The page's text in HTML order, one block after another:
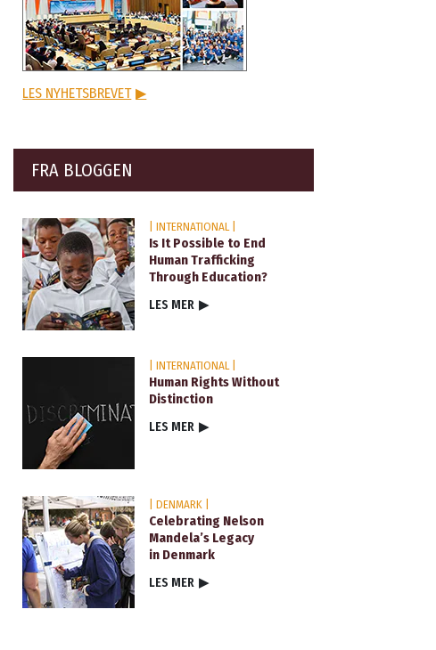
LES NYHETSBREVET ▶
FRA BLOGGEN
| INTERNATIONAL |
Is It Possible to End
Human Trafficking
Through Education?
LES MER ▶
| INTERNATIONAL |
Human Rights Without
Distinction
LES MER ▶
| DENMARK |
Celebrating Nelson
Mandela’s Legacy
in Denmark
LES MER ▶